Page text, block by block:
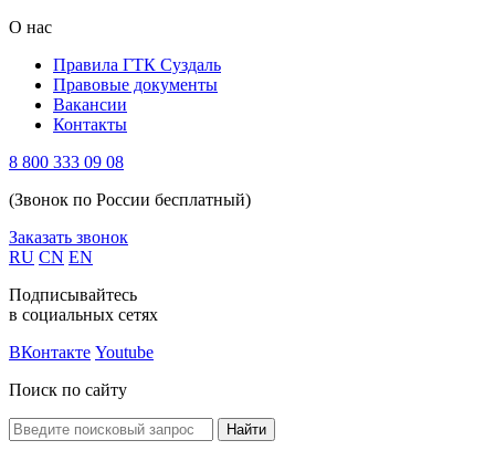
О нас
Правила ГТК Суздаль
Правовые документы
Вакансии
Контакты
8 800 333 09 08
(Звонок по России бесплатный)
Заказать звонок
RU CN EN
Подписывайтесь
в социальных сетях
ВКонтакте Youtube
Поиск по сайту
Найти